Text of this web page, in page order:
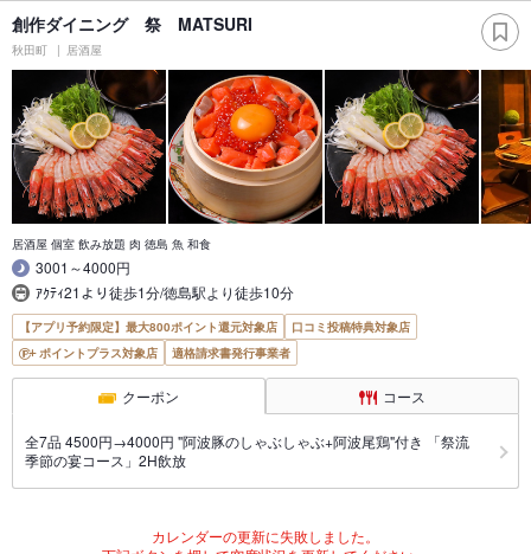
創作ダイニング 祭 MATSURI
秋田町 居酒屋
居酒屋 個室 飲み放題 肉 徳島 魚 和食
3001～4000円
ｱｸﾃｨ21より徒歩1分/徳島駅より徒歩10分
【アプリ予約限定】最大800ポイント還元対象店
口コミ投稿特典対象店
ポイントプラス対象店
適格請求書発行事業者
クーポン コース
全7品 4500円→4000円 "阿波豚のしゃぶしゃぶ+阿波尾鶏"付き 「祭流
季節の宴コース」2H飲放
カレンダーの更新に失敗しました。